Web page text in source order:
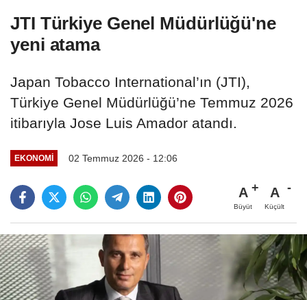
JTI Türkiye Genel Müdürlüğü'ne
yeni atama
Japan Tobacco International’ın (JTI),
Türkiye Genel Müdürlüğü’ne Temmuz 2026
itibarıyla Jose Luis Amador atandı.
EKONOMI 02 Temmuz 2026 - 12:06
A
Büyüt
A
Küçült